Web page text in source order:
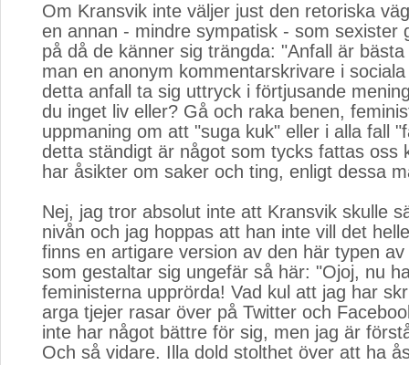
Om Kransvik inte väljer just den retoriska
en annan - mindre sympatisk - som sexister
på då de känner sig trängda: "Anfall är
man en anonym kommentarskrivare i
detta anfall ta sig uttryck i förtjusande
du inget liv eller? Gå och raka benen,
uppmaning om att "suga kuk" eller i alla fall
detta ständigt är något som tycks fattas oss
har åsikter om saker och ting, enligt dessa
Nej, jag tror absolut inte att Kransvik skulle
nivån och jag hoppas att han inte vill det
finns en artigare version av den här typen
som gestaltar sig ungefär så här: "Ojoj, nu
feministerna upprörda! Vad kul att jag har
arga tjejer rasar över på Twitter och
inte har något bättre för sig, men jag är
Och så vidare. Illa dold stolthet över att ha